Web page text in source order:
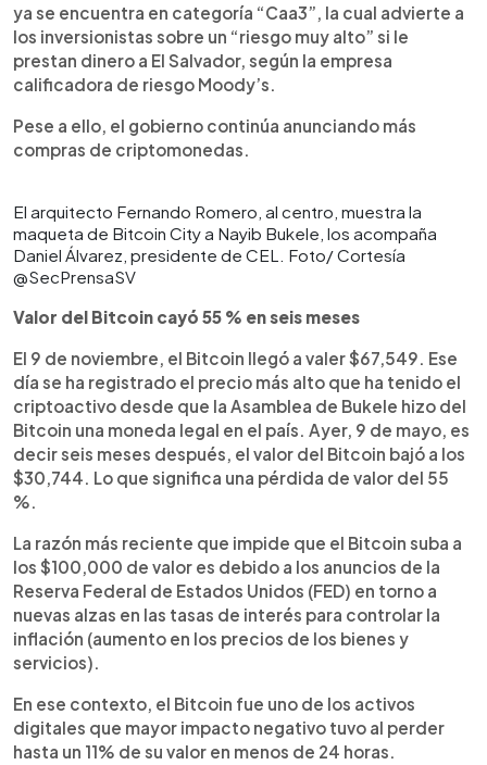
ya se encuentra en categoría “Caa3”, la cual advierte a
los inversionistas sobre un “riesgo muy alto” si le
prestan dinero a El Salvador, según la empresa
calificadora de riesgo Moody’s.
Pese a ello, el gobierno continúa anunciando más
compras de criptomonedas.
El arquitecto Fernando Romero, al centro, muestra la
maqueta de Bitcoin City a Nayib Bukele, los acompaña
Daniel Álvarez, presidente de CEL. Foto/ Cortesía
@SecPrensaSV
Valor del Bitcoin cayó 55 % en seis meses
El 9 de noviembre, el Bitcoin llegó a valer $67,549. Ese
día se ha registrado el precio más alto que ha tenido el
criptoactivo desde que la Asamblea de Bukele hizo del
Bitcoin una moneda legal en el país. Ayer, 9 de mayo, es
decir seis meses después, el valor del Bitcoin bajó a los
$30,744. Lo que significa una pérdida de valor del 55
%.
La razón más reciente que impide que el Bitcoin suba a
los $100,000 de valor es debido a los anuncios de la
Reserva Federal de Estados Unidos (FED) en torno a
nuevas alzas en las tasas de interés para controlar la
inflación (aumento en los precios de los bienes y
servicios).
En ese contexto, el Bitcoin fue uno de los activos
digitales que mayor impacto negativo tuvo al perder
hasta un 11% de su valor en menos de 24 horas.